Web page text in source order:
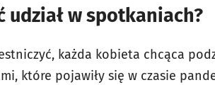
udział w spotkaniach?
każda kobieta chcąca
które pojawiły się w czasie